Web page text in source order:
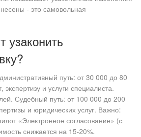
- это самовольная
узаконить
путь: от 30 000 до 80
экспертизу и услуги специалиста.
Судебный путь: от 100 000 до 200
и юридических услуг. Важно:
«Электронное согласование» (с
снижается на 15-20%.